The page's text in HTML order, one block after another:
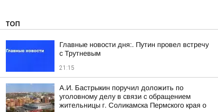
ТОП
Главные новости дня:. Путин провел встречу
с Трутневым
21:15
А.И. Бастрыкин поручил доложить по
уголовному делу в связи с обращением
жительницы г. Соликамска Пермского края о